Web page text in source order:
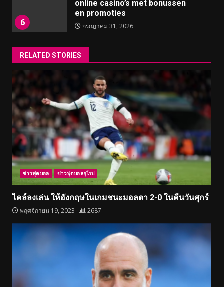
6
online casino’s met bonussen
en promoties
กรกฎาคม 31, 2026
RELATED STORIES
ข่าวฟุตบอล ข่าวฟุตบอลยุโรป
ไคล์ลงเล่น ให้อังกฤษในเกมชนะมอลตา 2-0 ในคืนวันศุกร์
พฤศจิกายน 19, 2023 2687